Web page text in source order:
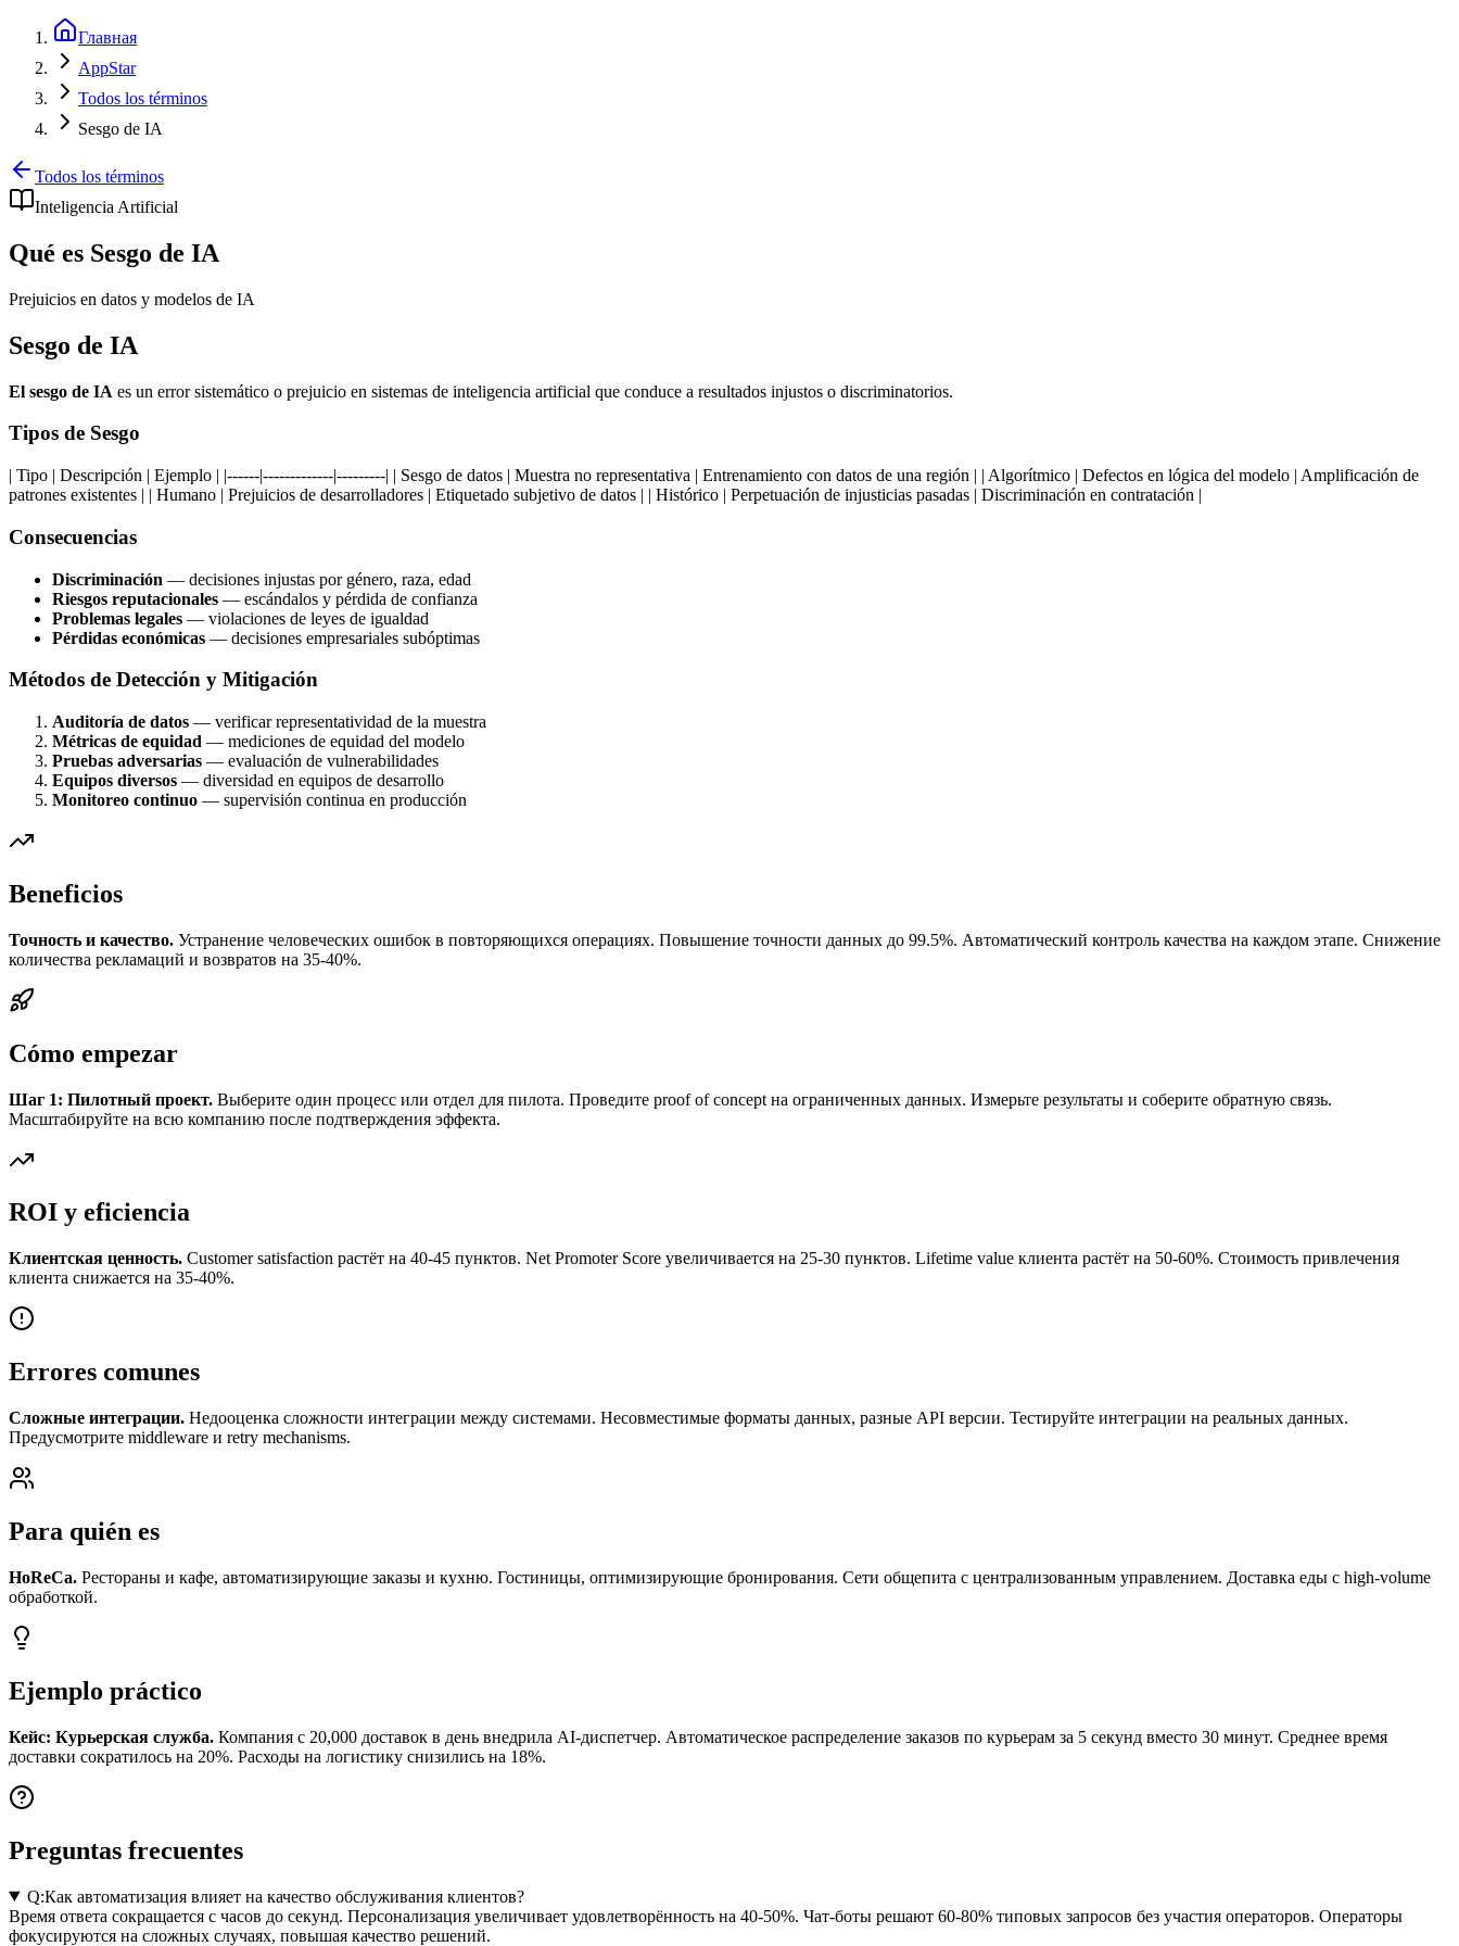
Главная
AppStar
Todos los términos
Sesgo de IA
Todos los términos
Inteligencia Artificial
Qué es Sesgo de IA
Prejuicios en datos y modelos de IA
Sesgo de IA
El sesgo de IA es un error sistemático o prejuicio en sistemas de inteligencia artificial que conduce a resultados injustos o discriminatorios.
Tipos de Sesgo
| Tipo | Descripción | Ejemplo | |------|-------------|---------| | Sesgo de datos | Muestra no representativa | Entrenamiento con datos de una región | | Algorítmico | Defectos en lógica del modelo | Amplificación de
patrones existentes | | Humano | Prejuicios de desarrolladores | Etiquetado subjetivo de datos | | Histórico | Perpetuación de injusticias pasadas | Discriminación en contratación |
Consecuencias
Discriminación — decisiones injustas por género, raza, edad
Riesgos reputacionales — escándalos y pérdida de confianza
Problemas legales — violaciones de leyes de igualdad
Pérdidas económicas — decisiones empresariales subóptimas
Métodos de Detección y Mitigación
Auditoría de datos — verificar representatividad de la muestra
Métricas de equidad — mediciones de equidad del modelo
Pruebas adversarias — evaluación de vulnerabilidades
Equipos diversos — diversidad en equipos de desarrollo
Monitoreo continuo — supervisión continua en producción
Beneficios
Точность и качество. Устранение человеческих ошибок в повторяющихся операциях. Повышение точности данных до 99.5%. Автоматический контроль качества на каждом этапе. Снижение
количества рекламаций и возвратов на 35-40%.
Cómo empezar
Шаг 1: Пилотный проект. Выберите один процесс или отдел для пилота. Проведите proof of concept на ограниченных данных. Измерьте результаты и соберите обратную связь.
Масштабируйте на всю компанию после подтверждения эффекта.
ROI y eficiencia
Клиентская ценность. Customer satisfaction растёт на 40-45 пунктов. Net Promoter Score увеличивается на 25-30 пунктов. Lifetime value клиента растёт на 50-60%. Стоимость привлечения
клиента снижается на 35-40%.
Errores comunes
Сложные интеграции. Недооценка сложности интеграции между системами. Несовместимые форматы данных, разные API версии. Тестируйте интеграции на реальных данных.
Предусмотрите middleware и retry mechanisms.
Para quién es
HoReCa. Рестораны и кафе, автоматизирующие заказы и кухню. Гостиницы, оптимизирующие бронирования. Сети общепита с централизованным управлением. Доставка еды с high-volume
обработкой.
Ejemplo práctico
Кейс: Курьерская служба. Компания с 20,000 доставок в день внедрила AI-диспетчер. Автоматическое распределение заказов по курьерам за 5 секунд вместо 30 минут. Среднее время
доставки сократилось на 20%. Расходы на логистику снизились на 18%.
Preguntas frecuentes
Q:Как автоматизация влияет на качество обслуживания клиентов?
Время ответа сокращается с часов до секунд. Персонализация увеличивает удовлетворённость на 40-50%. Чат-боты решают 60-80% типовых запросов без участия операторов. Операторы
фокусируются на сложных случаях, повышая качество решений.